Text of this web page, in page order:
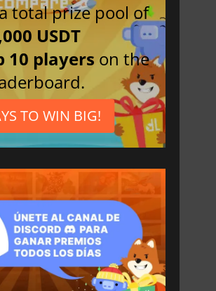
total prize pool of
USDT
10 players on the
TO WIN BIG!